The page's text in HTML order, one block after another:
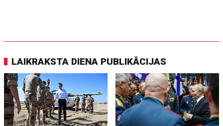
LAIKRAKSTA DIENA PUBLIKĀCIJAS